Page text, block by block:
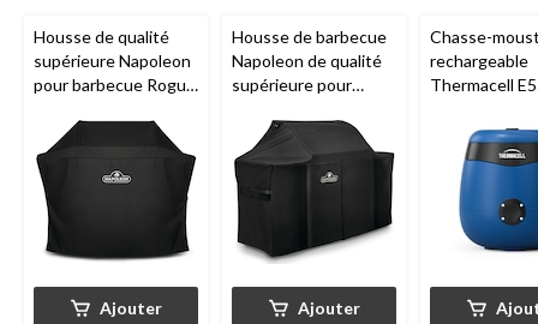
Housse de qualité
supérieure Napoleon
pour barbecue Rogue
barbecues de taille
moyenne, 25 po L x
52 po la X 48 po H,
noir
Ajouter
Housse de barbecue
Napoleon de qualité
supérieure pour
grilles grand/très
grand format, noir
Ajouter
Chasse-
rechargeable
Thermacell